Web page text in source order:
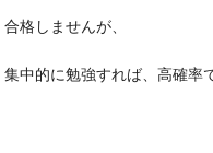
格しませんが、
中的に勉強すれば、高確率